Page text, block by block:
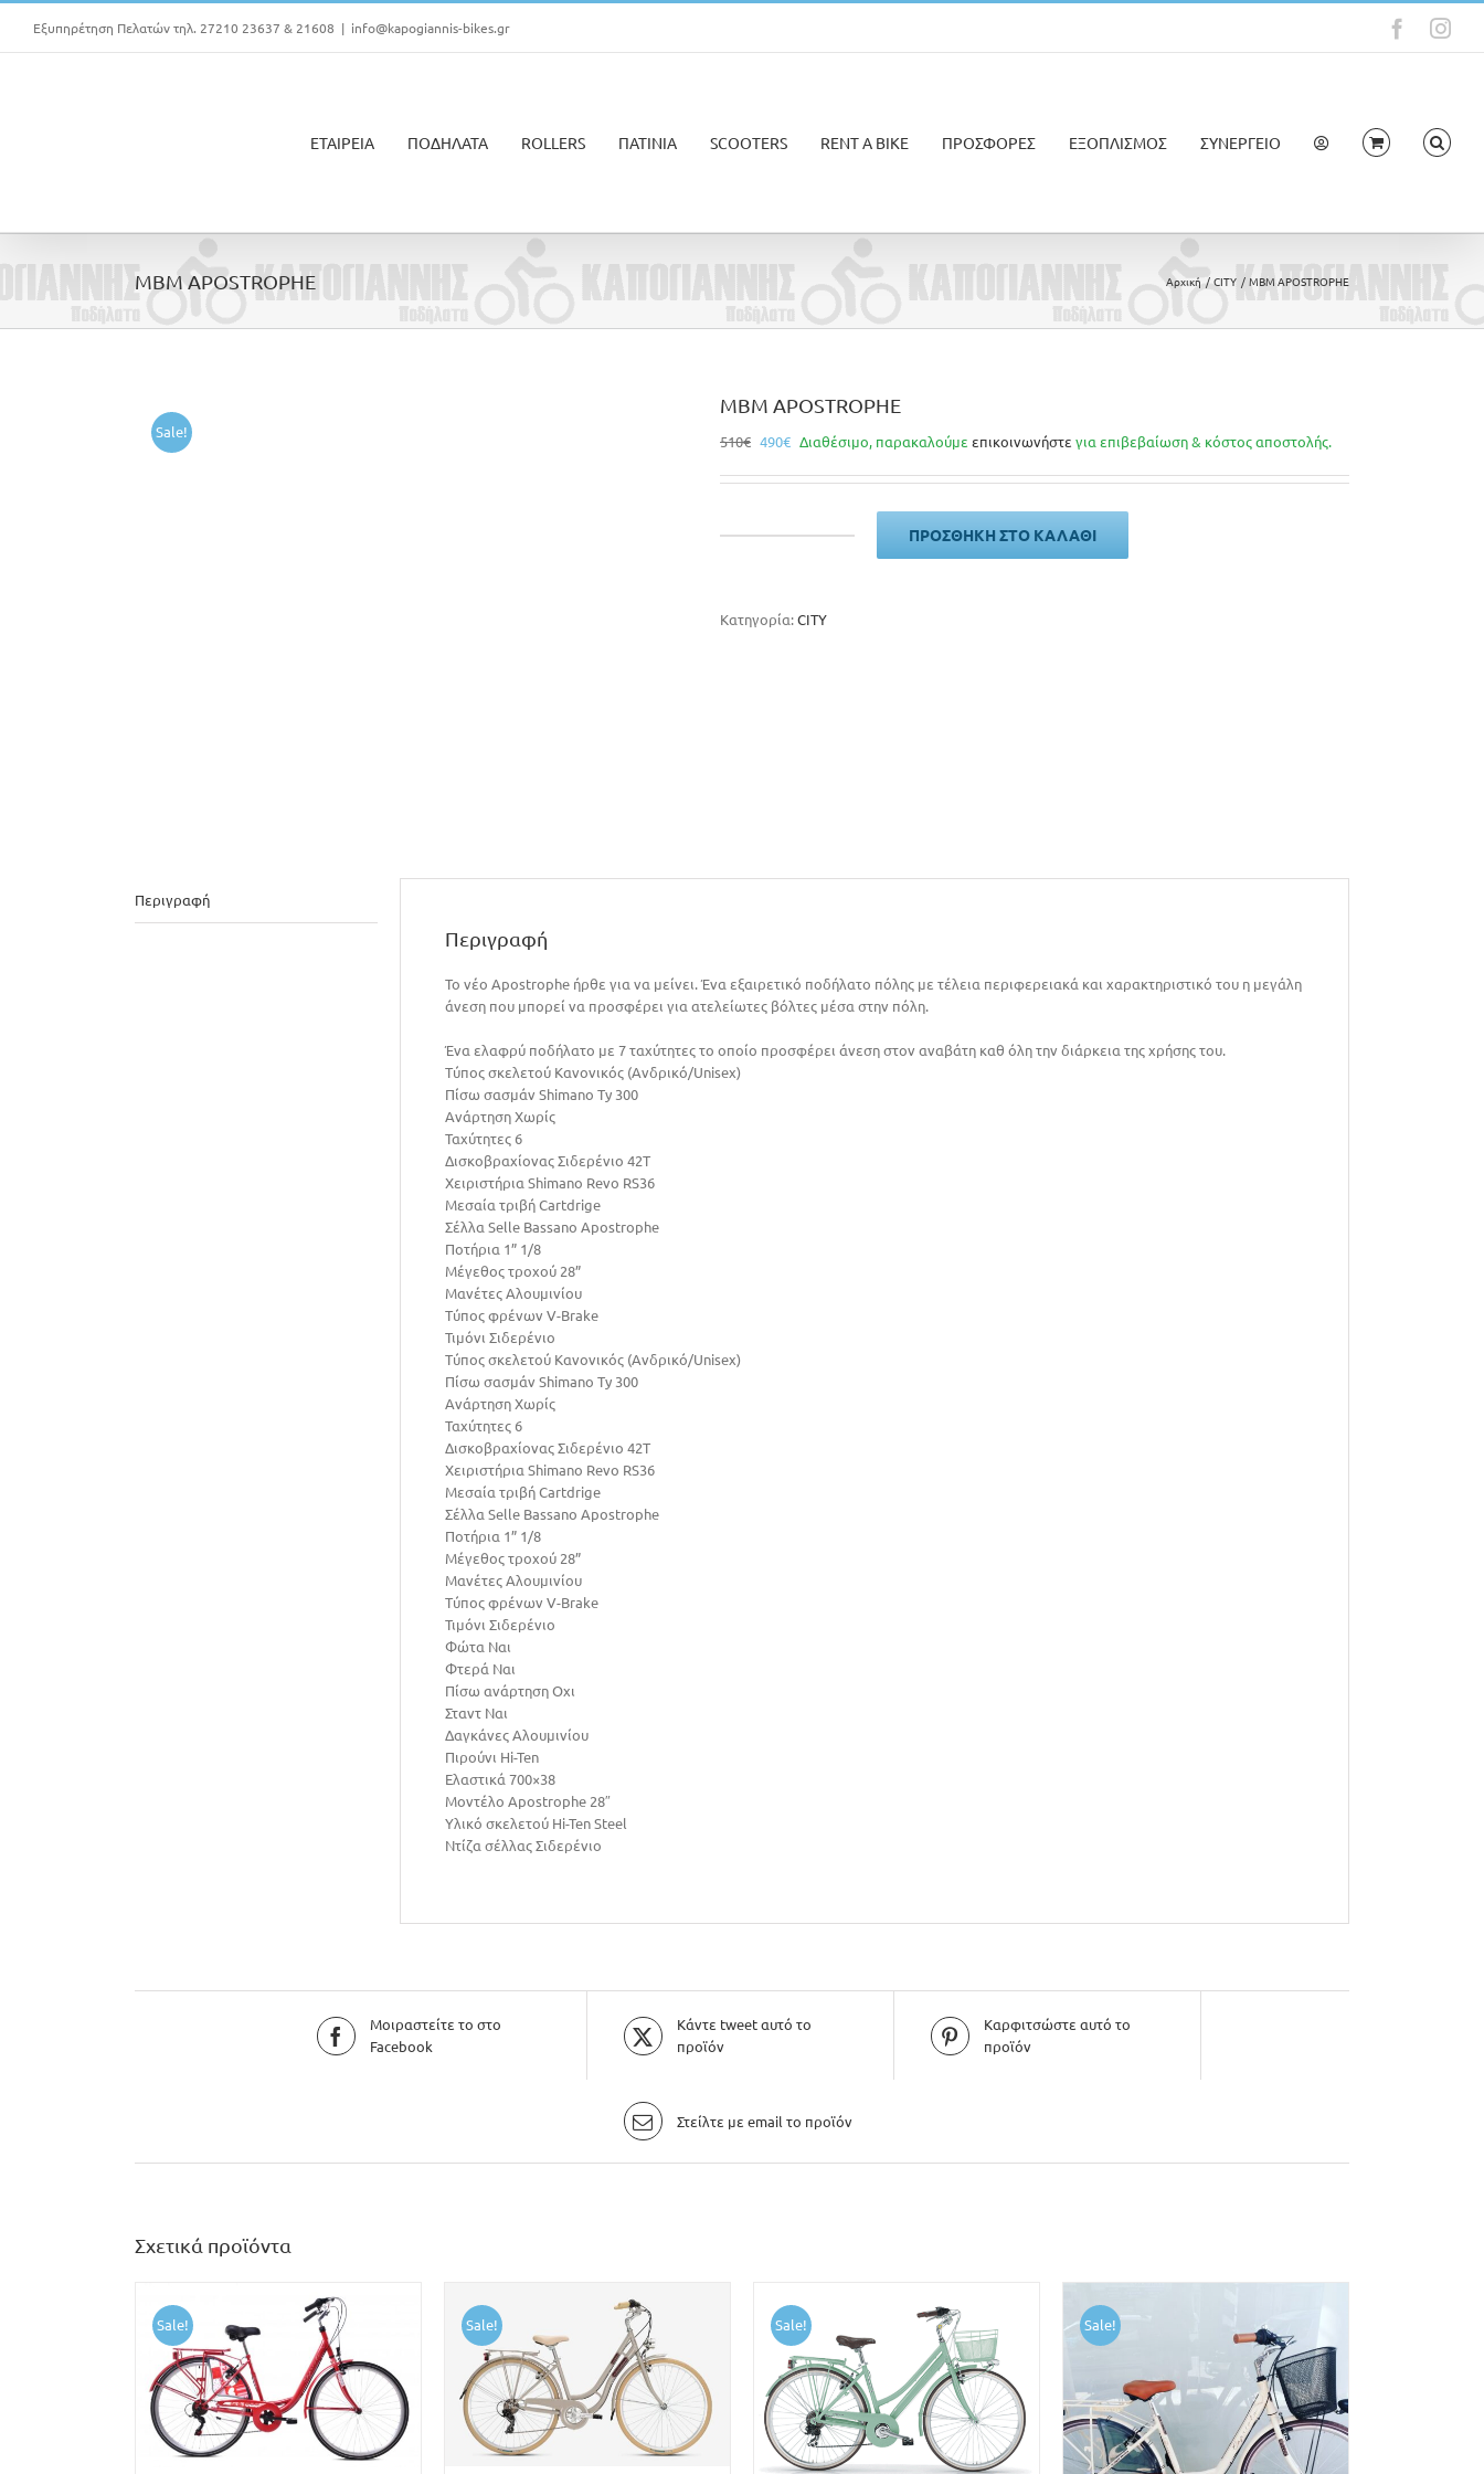
Μετάβαση
περιεχόμενο
Εξυπηρέτηση Πελατών τηλ. 27210 23637 & 21608 | info@kapogiannis-bikes.gr
ΕΤΑΙΡΕΙΑ ΠΟΔΗΛΑΤΑ ROLLERS ΠΑΤΙΝΙΑ SCOOTERS RENT A BIKE ΠΡΟΣΦΟΡΕΣ ΕΞΟΠΛΙΣΜΟΣ ΣΥΝΕΡΓΕΙΟ
MBM APOSTROPHE Αρχική CITY MBM APOSTROPHE
Sale!
MBM APOSTROPHE
510€ Original
was:
490€Η
τιμή
Διαθέσιμο, παρακαλούμε επικοινωνήστε για επιβεβαίωση & κόστος αποστολής.
ΠΡΟΣΘΉΚΗ ΣΤΟ ΚΑΛΆΘΙ
Κατηγορία:CITY
Περιγραφή
Περιγραφή
Το νέο Apostrophe ήρθε για να μείνει. Ένα εξαιρετικό ποδήλατο πόλης με τέλεια περιφερειακά και χαρακτηριστικό του η μεγάλη
άνεση που μπορεί να προσφέρει για ατελείωτες βόλτες μέσα στην πόλη.
Ένα ελαφρύ ποδήλατο με 7 ταχύτητες το οποίο προσφέρει άνεση στον αναβάτη καθ όλη την διάρκεια της χρήσης του.
Τύπος σκελετού Κανονικός (Ανδρικό/Unisex)
Πίσω σασμάν Shimano Ty 300
Ανάρτηση Χωρίς
Ταχύτητες 6
Δισκοβραχίονας Σιδερένιο 42Τ
Χειριστήρια Shimano Revo RS36
Μεσαία τριβή Cartdrige
Σέλλα Selle Bassano Apostrophe
Ποτήρια 1” 1/8
Μέγεθος τροχού 28”
Μανέτες Αλουμινίου
Τύπος φρένων V-Brake
Τιμόνι Σιδερένιο
Τύπος σκελετού Κανονικός (Ανδρικό/Unisex)
Πίσω σασμάν Shimano Ty 300
Ανάρτηση Χωρίς
Ταχύτητες 6
Δισκοβραχίονας Σιδερένιο 42Τ
Χειριστήρια Shimano Revo RS36
Μεσαία τριβή Cartdrige
Σέλλα Selle Bassano Apostrophe
Ποτήρια 1” 1/8
Μέγεθος τροχού 28”
Μανέτες Αλουμινίου
Τύπος φρένων V-Brake
Τιμόνι Σιδερένιο
Φώτα Ναι
Φτερά Ναι
Πίσω ανάρτηση Οχι
Σταντ Ναι
Δαγκάνες Αλουμινίου
Πιρούνι Hi-Ten
Ελαστικά 700×38
Μοντέλο Apostrophe 28″
Υλικό σκελετού Hi-Ten Steel
Ντίζα σέλλας Σιδερένιο
Μοιραστείτε το στο
Facebook
Κάντε tweet αυτό το
προϊόν
Καρφιτσώστε αυτό το
προϊόν
Στείλτε με email το προϊόν
Σχετικά προϊόντα
Sale! Sale! Sale! Sale!